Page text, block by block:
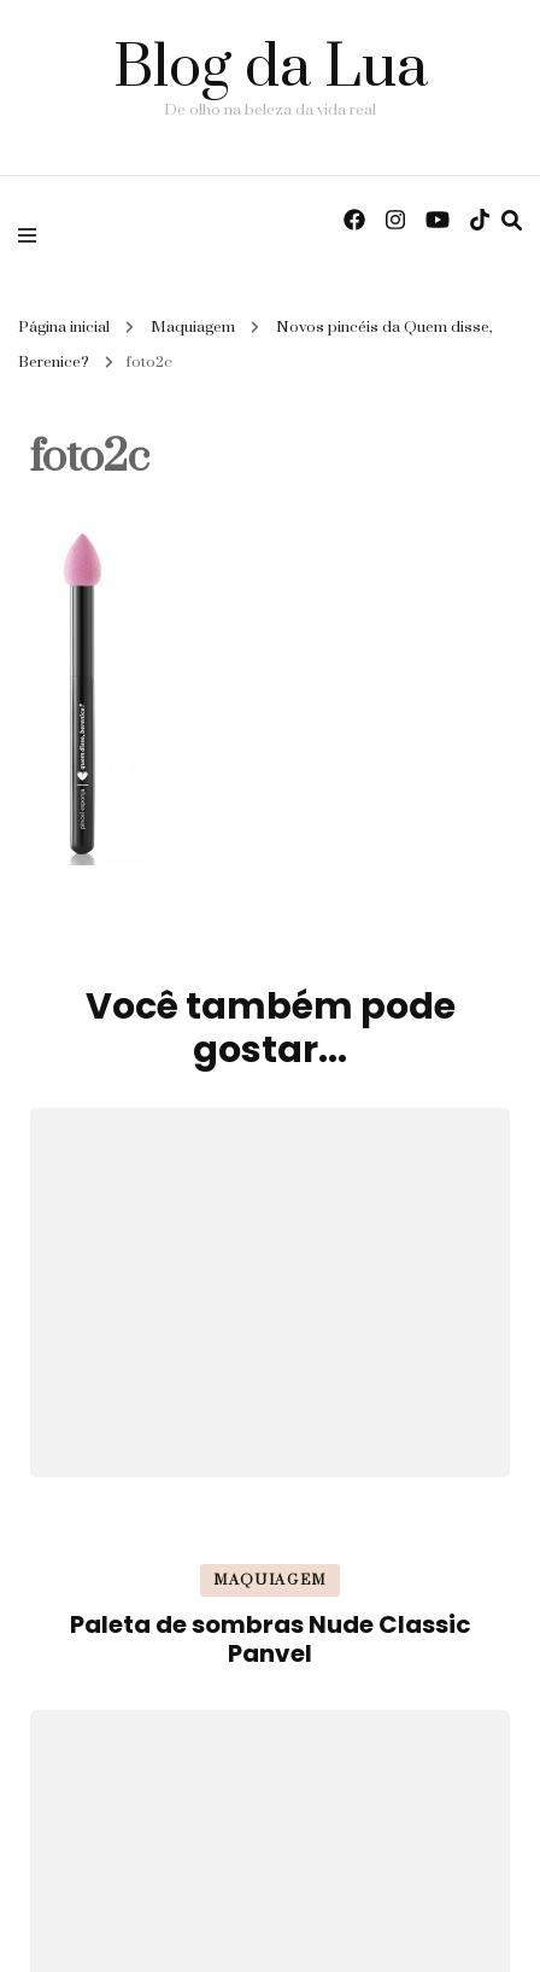
Blog da Lua
De olho na beleza da vida real
Página inicial Maquiagem
Novos pincéis da Quem disse,
Berenice?
foto2c
foto2c
Você também pode
gostar...
MAQUIAGEM
Paleta de sombras Nude Classic
Panvel